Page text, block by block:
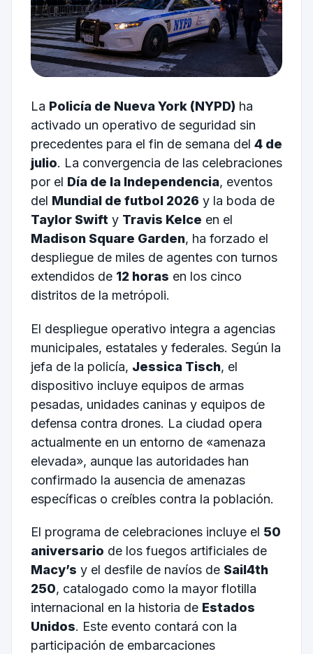
La Policía de Nueva York (NYPD)ha
activado un operativo de seguridad sin
precedentes para el fin de semana del 4 de
julio. La convergencia de las celebraciones
por el Día de la Independencia, eventos
del Mundial de futbol 2026 y la boda de
Taylor Swift y Travis Kelce en el
Madison Square Garden, ha forzado el
despliegue de miles de agentes con turnos
extendidos de 12 horas en los cinco
distritos de la metrópoli.
El despliegue operativo integra a agencias
municipales, estatales y federales. Según la
jefa de la policía, Jessica Tisch, el
dispositivo incluye equipos de armas
pesadas, unidades caninas y equipos de
defensa contra drones. La ciudad opera
actualmente en un entorno de «amenaza
elevada», aunque las autoridades han
confirmado la ausencia de amenazas
específicas o creíbles contra la población.
El programa de celebraciones incluye el 50
aniversario de los fuegos artificiales de
Macy’s y el desfile de navíos de Sail4th
250, catalogado como la mayor flotilla
internacional en la historia de Estados
Unidos. Este evento contará con la
participación de embarcaciones